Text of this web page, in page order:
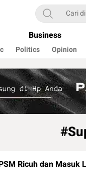
Business
Politics Opinion
Ricuh dan Masuk